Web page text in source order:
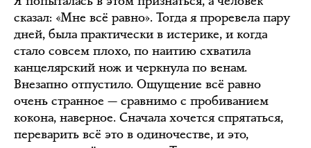
сказал: «Мне всё равно». Тогда я проревела пару
дней, была практически в истерике, и когда
стало совсем плохо, по наитию схватила
канцелярский нож и черкнула по венам.
Внезапно отпустило. Ощущение всё равно
очень странное — сравнимо с пробиванием
кокона, наверное. Сначала хочется спрятаться,
переварить всё это в одиночестве, и это,